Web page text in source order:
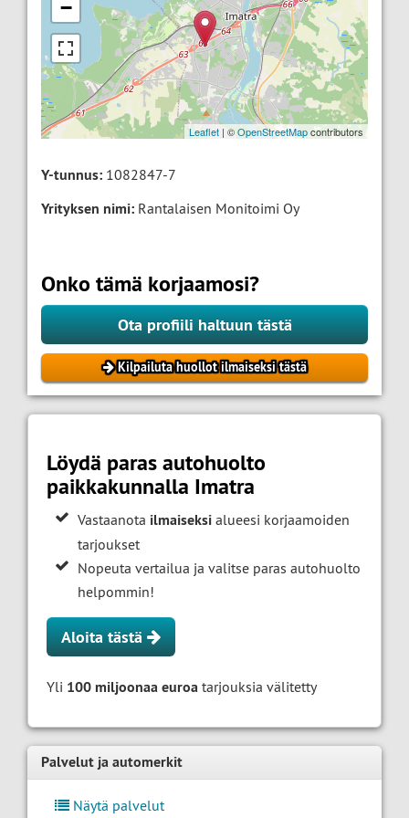
−
Leaflet | ©OpenStreetMapcontributors
Y-tunnus: 1082847-7
Yrityksen nimi: Rantalaisen Monitoimi Oy
Onko tämä korjaamosi?
Ota profiili haltuun tästä
Kilpailuta huollot ilmaiseksi tästä
Löydä paras autohuolto
paikkakunnalla Imatra
Vastaanota ilmaiseksi alueesi korjaamoiden
tarjoukset
Nopeuta vertailua ja valitse paras autohuolto
helpommin!
Aloita tästä
Yli 100 miljoonaa euroa tarjouksia välitetty
Palvelut ja automerkit
Näytä palvelut